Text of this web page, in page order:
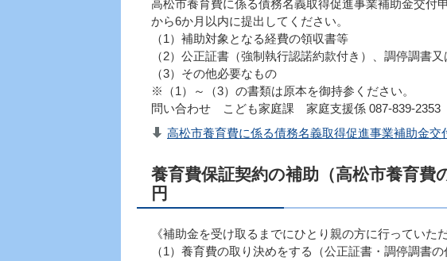
高松市養育費に係る債務名義取得促進事業補助金交付
から6か月以内に提出してください。
（1）補助対象となる経費の領収書等
（2）公正証書（強制執行認諾約款付き）、調停調書
（3）その他必要なもの
※（1）～（3）の書類は原本を御持参ください。
問い合わせ こども家庭課 家庭支援係 087-839-2353
高松市養育費に係る債務名義取得促進事業補助金交
養育費保証契約の補助（高松市養育
円
《補助金を受け取るまでにひとり親の方に行っていた
（1）養育費の取り決めをする（公正証書・調停調書の